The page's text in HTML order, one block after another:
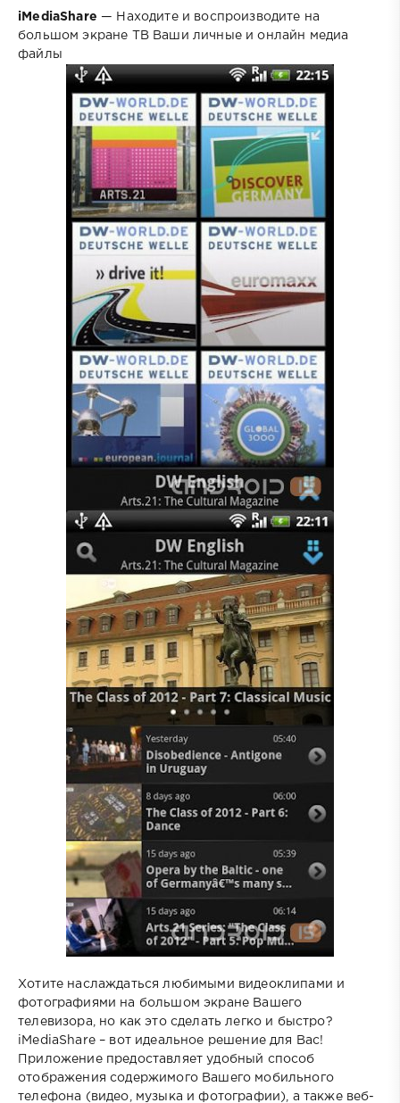
iMediaShare — Находите и воспроизводите на
большом экране ТВ Ваши личные и онлайн медиа
файлы
Хотите наслаждаться любимыми видеоклипами и
фотографиями на большом экране Вашего
телевизора, но как это сделать легко и быстро?
iMediaShare – вот идеальное решение для Вас!
Приложение предоставляет удобный способ
отображения содержимого Вашего мобильного
телефона (видео, музыка и фотографии), а также веб-